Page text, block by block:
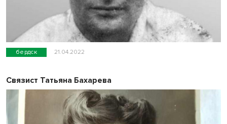
бердск 21.04.2022
Связист Татьяна Бахарева